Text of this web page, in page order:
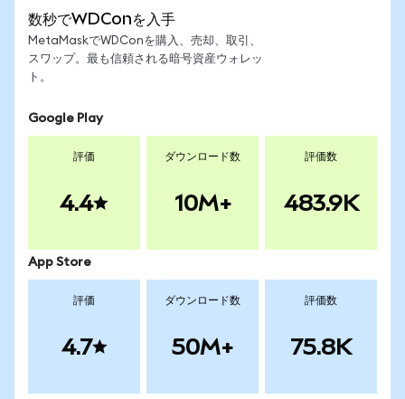
数秒でWDConを入手
MetaMaskでWDConを購入、売却、取引、
スワップ。最も信頼される暗号資産ウォレッ
ト。
Google Play
評価
4.4
ダウンロード数
10M+
評価数
483.9K
App Store
評価
4.7
ダウンロード数
50M+
評価数
75.8K